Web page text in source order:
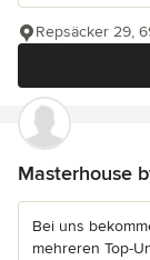
Repsäcker 29,
Masterhouse
Bei uns
mehreren Top-